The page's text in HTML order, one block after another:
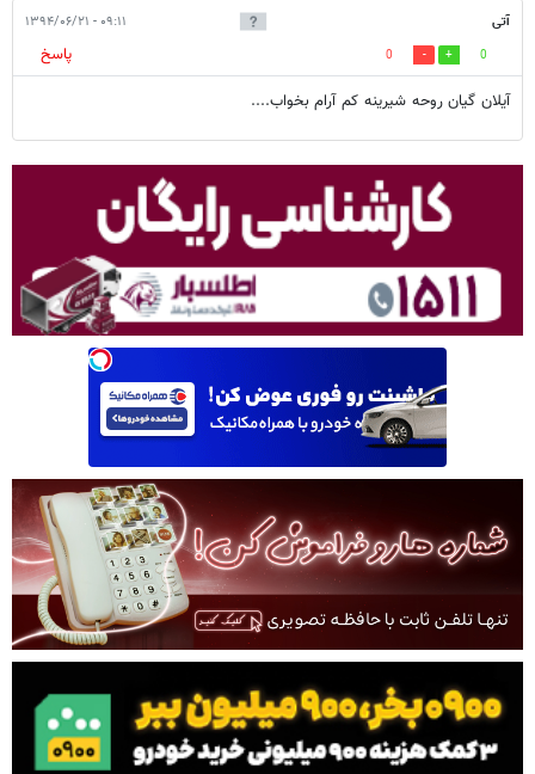
آتی ۰۹:۱۱ - ۱۳۹۴/۰۶/۲۱
0
0
پاسخ
آیلان گیان روحه شیرینه کم آرام بخواب....